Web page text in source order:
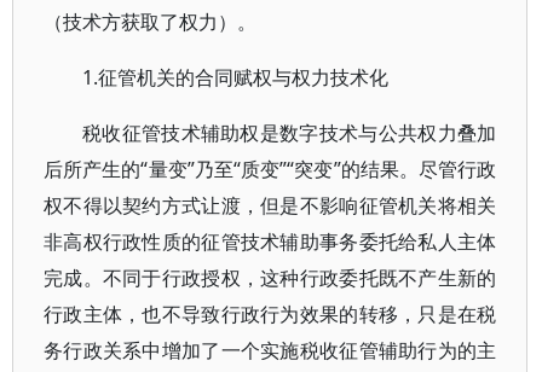
（技术方获取了权力）。
1.征管机关的合同赋权与权力技术化
税收征管技术辅助权是数字技术与公共权力叠加
后所产生的“量变”乃至“质变”“突变”的结果。尽管行政
权不得以契约方式让渡，但是不影响征管机关将相关
非高权行政性质的征管技术辅助事务委托给私人主体
完成。不同于行政授权，这种行政委托既不产生新的
行政主体，也不导致行政行为效果的转移，只是在税
务行政关系中增加了一个实施税收征管辅助行为的主